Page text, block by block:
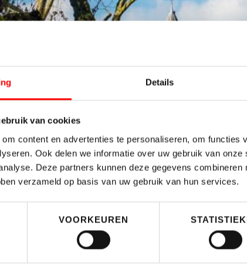
Details
van cookies
content en advertenties te personaliseren, om functies
Ook delen we informatie over uw gebruik van
Deze partners kunnen deze gegevens
verzameld op basis van uw gebruik van hun services.
VOORKEUREN
VERKOOP
9,0